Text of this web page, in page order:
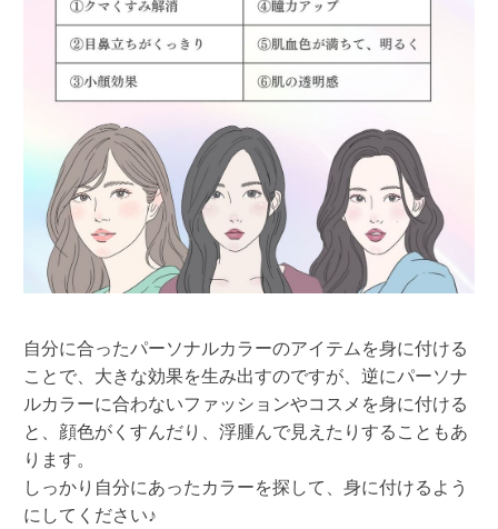
自分に合ったパーソナルカラーのアイテムを身に付ける
ことで、大きな効果を生み出すのですが、逆にパーソナ
ルカラーに合わないファッションやコスメを身に付ける
と、顔色がくすんだり、浮腫んで見えたりすることもあ
ります。
しっかり自分にあったカラーを探して、身に付けるよう
にしてください♪